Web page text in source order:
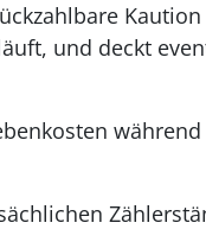
und deckt